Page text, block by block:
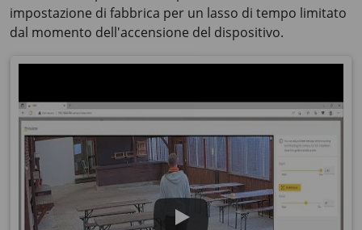
impostazione di fabbrica per un lasso di tempo limitato
dal momento dell'accensione del dispositivo.